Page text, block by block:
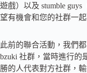
遊戲）以及 stumble
望有機會和您的社群一
此前的聯合活動，我們
bzuki 社群，當時進行的
勝的人代表對方社群，